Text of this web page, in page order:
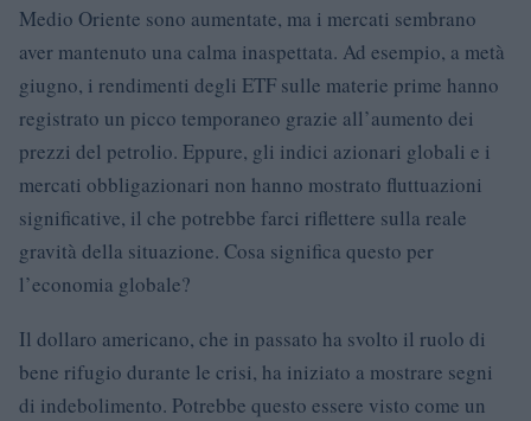
Medio Oriente sono aumentate, ma i mercati sembrano
aver mantenuto una calma inaspettata. Ad esempio, a metà
giugno, i rendimenti degli ETF sulle materie prime hanno
registrato un picco temporaneo grazie all’aumento dei
prezzi del petrolio. Eppure, gli indici azionari globali e i
mercati obbligazionari non hanno mostrato fluttuazioni
significative, il che potrebbe farci riflettere sulla reale
gravità della situazione. Cosa significa questo per
l’economia globale?
Il dollaro americano, che in passato ha svolto il ruolo di
bene rifugio durante le crisi, ha iniziato a mostrare segni
di indebolimento. Potrebbe questo essere visto come un